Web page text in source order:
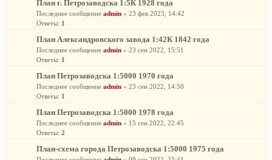
План г. Петрозаводска 1:5К 1928 года
Последнее сообщение admin « 23 фев 2023, 14:42
Ответы: 1
План Александровского завода 1:42К 1842 года
Последнее сообщение admin « 23 сен 2022, 15:51
Ответы: 1
План Петрозаводска 1:5000 1970 года
Последнее сообщение admin « 23 сен 2022, 14:50
Ответы: 1
План Петрозаводска 1:5000 1978 года
Последнее сообщение admin « 15 сен 2022, 22:45
Ответы: 2
План-схема города Петрозаводска 1:5000 1975 года